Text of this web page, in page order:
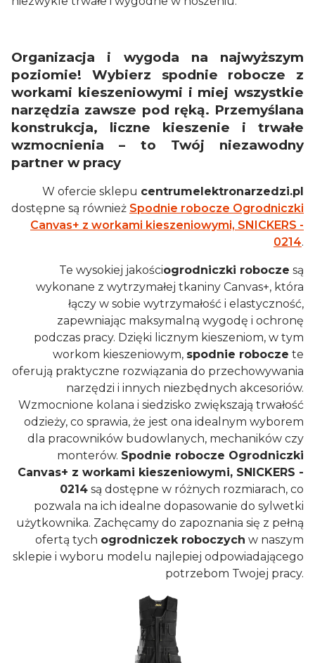
Organizacja i wygoda na najwyższym
poziomie! Wybierz spodnie robocze z
workami kieszeniowymi i miej wszystkie
narzędzia zawsze pod ręką. Przemyślana
konstrukcja, liczne kieszenie i trwałe
wzmocnienia – to Twój niezawodny
partner w pracy
W ofercie sklepu centrumelektronarzedzi.pl
dostępne są również Spodnie robocze Ogrodniczki
Canvas+ z workami kieszeniowymi, SNICKERS -
0214.
Te wysokiej jakościogrodniczki robocze są
wykonane z wytrzymałej tkaniny Canvas+, która
łączy w sobie wytrzymałość i elastyczność,
zapewniając maksymalną wygodę i ochronę
podczas pracy. Dzięki licznym kieszeniom, w tym
workom kieszeniowym, spodnie robocze te
oferują praktyczne rozwiązania do przechowywania
narzędzi i innych niezbędnych akcesoriów.
Wzmocnione kolana i siedzisko zwiększają trwałość
odzieży, co sprawia, że jest ona idealnym wyborem
dla pracowników budowlanych, mechaników czy
monterów. Spodnie robocze Ogrodniczki
Canvas+ z workami kieszeniowymi, SNICKERS -
0214 są dostępne w różnych rozmiarach, co
pozwala na ich idealne dopasowanie do sylwetki
użytkownika. Zachęcamy do zapoznania się z pełną
ofertą tych ogrodniczek roboczych w naszym
sklepie i wyboru modelu najlepiej odpowiadającego
potrzebom Twojej pracy.